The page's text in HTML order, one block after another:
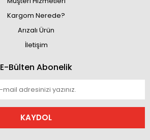
Kargom Nerede?
Arızalı Ürün
İletişim
E-Bülten Abonelik
KAYDOL